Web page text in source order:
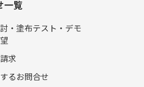
一覧
・塗布テスト・デモ
求
るお問合せ